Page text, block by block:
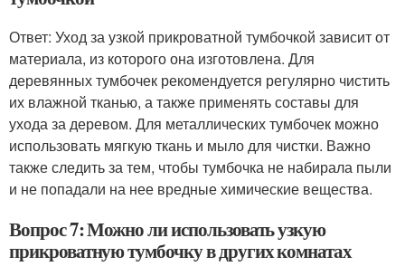
Ответ: Уход за узкой прикроватной тумбочкой зависит от
материала, из которого она изготовлена. Для
деревянных тумбочек рекомендуется регулярно чистить
их влажной тканью, а также применять составы для
ухода за деревом. Для металлических тумбочек можно
использовать мягкую ткань и мыло для чистки. Важно
также следить за тем, чтобы тумбочка не набирала пыли
и не попадали на нее вредные химические вещества.
Вопрос 7: Можно ли использовать узкую
прикроватную тумбочку в других комнатах